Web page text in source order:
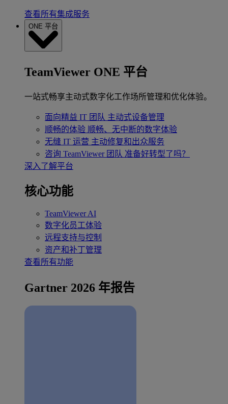
查看所有集成服务
ONE 平台
TeamViewer ONE 平台
一站式畅享主动式数字化工作场所管理和优化体验。
面向精益 IT 团队 主动式设备管理
顺畅的体验 顺畅、无中断的数字体验
无缝 IT 运营 主动修复和出众服务
咨询 TeamViewer 团队 准备好转型了吗？
深入了解平台
核心功能
TeamViewer AI
数字化员工体验
远程支持与控制
资产和补丁管理
查看所有功能
Gartner 2026 年报告